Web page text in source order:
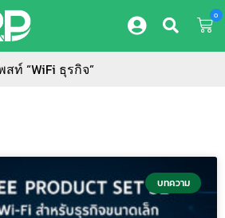
0
ท์ “WiFi ธุรกิจ”
บทความ